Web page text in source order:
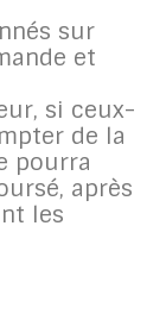
sur
et
si ceux-
de la
pourra
après
les